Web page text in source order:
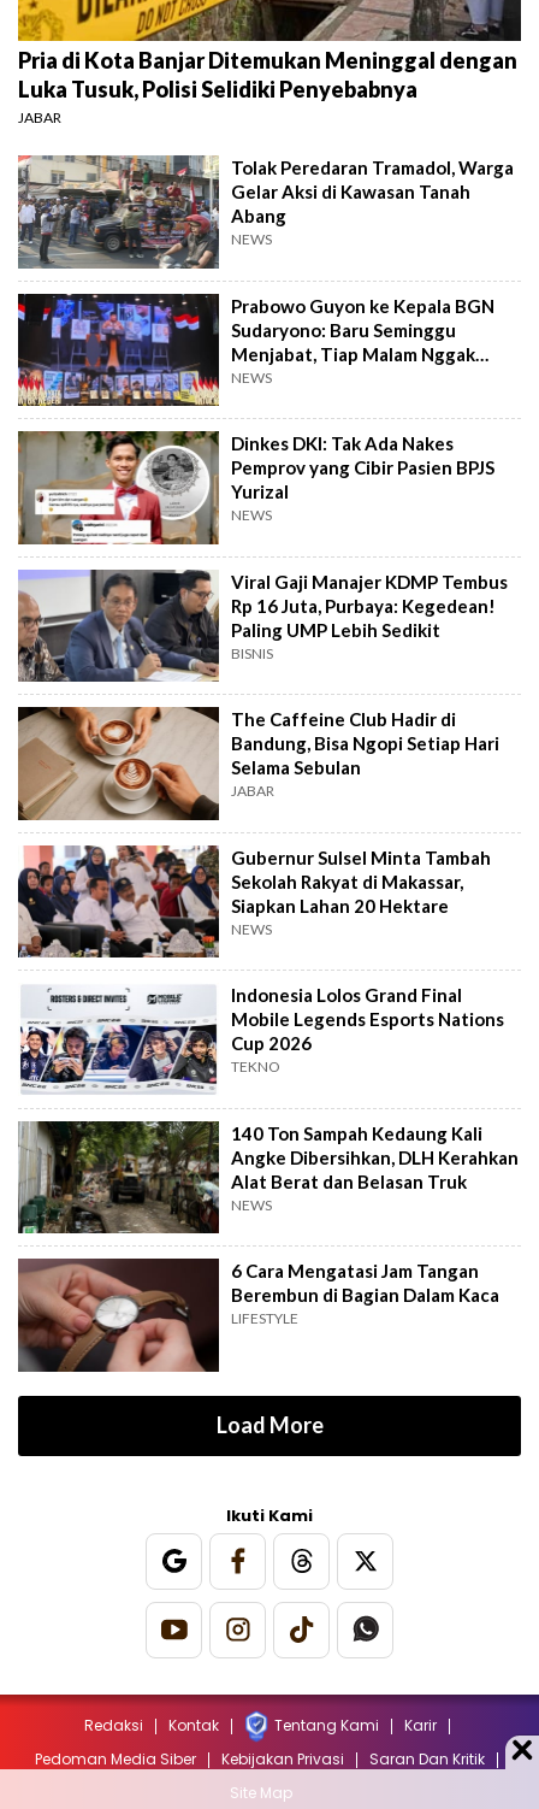
Pria di Kota Banjar Ditemukan Meninggal dengan
Luka Tusuk, Polisi Selidiki Penyebabnya
JABAR
Tolak Peredaran Tramadol, Warga
Gelar Aksi di Kawasan Tanah
Abang
NEWS
Prabowo Guyon ke Kepala BGN
Sudaryono: Baru Seminggu
Menjabat, Tiap Malam Nggak
Tidur
NEWS
Dinkes DKI: Tak Ada Nakes
Pemprov yang Cibir Pasien BPJS
Yurizal
NEWS
Viral Gaji Manajer KDMP Tembus
Rp 16 Juta, Purbaya: Kegedean!
Paling UMP Lebih Sedikit
BISNIS
The Caffeine Club Hadir di
Bandung, Bisa Ngopi Setiap Hari
Selama Sebulan
JABAR
Gubernur Sulsel Minta Tambah
Sekolah Rakyat di Makassar,
Siapkan Lahan 20 Hektare
NEWS
Indonesia Lolos Grand Final
Mobile Legends Esports Nations
Cup 2026
TEKNO
140 Ton Sampah Kedaung Kali
Angke Dibersihkan, DLH Kerahkan
Alat Berat dan Belasan Truk
NEWS
6 Cara Mengatasi Jam Tangan
Berembun di Bagian Dalam Kaca
LIFESTYLE
Load More
Ikuti Kami
Redaksi Kontak Tentang Kami
Karir
Pedoman Media Siber
Kebijakan Privasi
Saran Dan Kritik
Site Map